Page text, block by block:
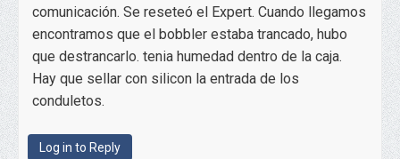
comunicación. Se reseteó el Expert. Cuando llegamos
encontramos que el bobbler estaba trancado, hubo
que destrancarlo. tenia humedad dentro de la caja.
Hay que sellar con silicon la entrada de los
conduletos.
Log in to Reply